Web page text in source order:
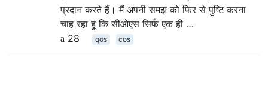
प्रदान करते हैं। मैं अपनी समझ को फिर से पुष्टि करना
चाह रहा हूं कि सीओएस सिर्फ एक ही …
28
qos cos